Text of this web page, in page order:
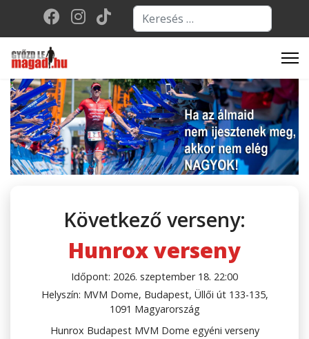
Keresés...
Type 2 or more
Következő verseny:
Hunrox verseny
Időpont: 2026. szeptember 18. 22:00
Helyszín: MVM Dome, Budapest, Üllői út 133-135,
1091 Magyarország
Hunrox Budapest MVM Dome egyéni verseny